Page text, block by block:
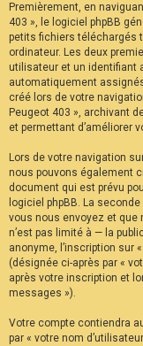
F
A
Q
Premièrement, en
403 », le logiciel phpBB
petits fichiers téléchargés
ordinateur. Les deux
utilisateur et un identifiant
automatiquement
créé lors de votre
Peugeot 403 », archivant
et permettant d’améliorer
Lors de votre navigation
nous pouvons également
document qui est prévu
logiciel phpBB. La
vous nous envoyez et
n’est pas limité à — la
anonyme, l’inscription sur
(désignée ci-après par «
après votre inscription et
messages »).
Votre compte contiendra
par « votre nom